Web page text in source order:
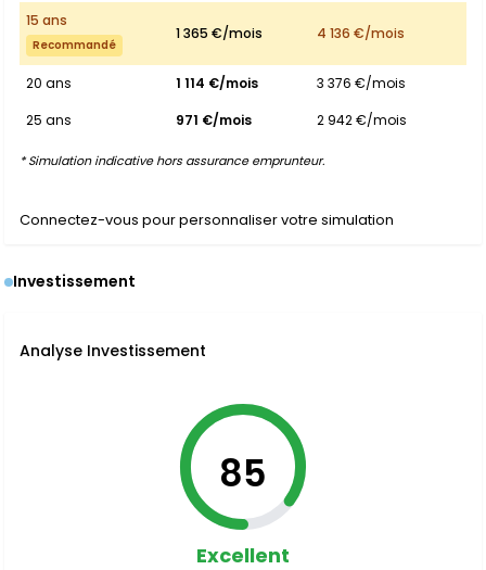
15 ans
Recommandé
1 365 €/mois 4 136 €/mois
20 ans 1 114 €/mois
3 376 €/mois
25 ans
971 €/mois 2 942 €/mois
* Simulation indicative hors assurance emprunteur.
Connectez-vous pour personnaliser votre simulation
Investissement
Analyse Investissement
85
Excellent